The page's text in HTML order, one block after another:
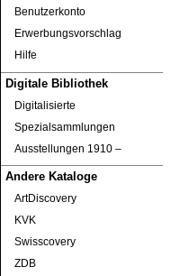
Benutzerkonto
Erwerbungsvorschlag
Hilfe
Digitale Bibliothek
Digitalisierte
Spezialsammlungen
Ausstellungen 1910 ‒
Andere Kataloge
ArtDiscovery
KVK
Swisscovery
ZDB